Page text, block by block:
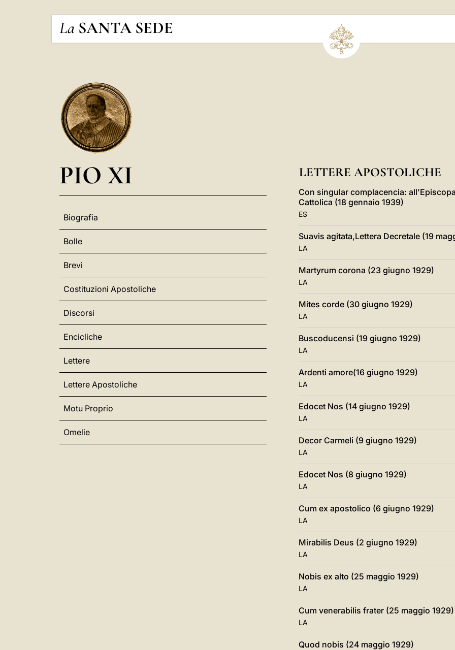
La SANTA SEDE
PIO XI
Biografia
Bolle
Brevi
Costituzioni Apostoliche
Discorsi
Encicliche
Lettere
Lettere Apostoliche
Motu Proprio
Omelie
LETTERE APOSTOLICHE
Con singular complacencia:
Cattolica (18 gennaio 1939)
ES
Suavis agitata,Lettera Decretale (19
LA
Martyrum corona (23 giugno 1929)
LA
Mites corde (30 giugno 1929)
LA
Buscoducensi (19 giugno 1929)
LA
Ardenti amore(16 giugno 1929)
LA
Edocet Nos (14 giugno 1929)
LA
Decor Carmeli (9 giugno 1929)
LA
Edocet Nos (8 giugno 1929)
LA
Cum ex apostolico (6 giugno 1929)
LA
Mirabilis Deus (2 giugno 1929)
LA
Nobis ex alto (25 maggio 1929)
LA
Cum venerabilis frater (25 maggio 1929)
LA
Quod nobis (24 maggio 1929)